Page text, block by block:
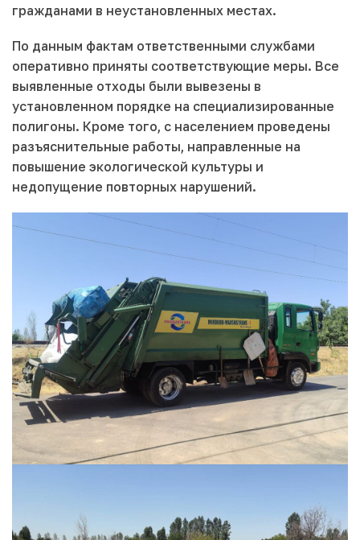
гражданами в неустановленных местах.
По данным фактам ответственными службами
оперативно приняты соответствующие меры. Все
выявленные отходы были вывезены в
установленном порядке на специализированные
полигоны. Кроме того, с населением проведены
разъяснительные работы, направленные на
повышение экологической культуры и
недопущение повторных нарушений.